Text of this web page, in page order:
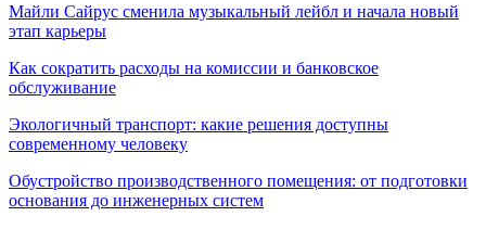
Майли Сайрус сменила музыкальный лейбл и начала новый
этап карьеры
Как сократить расходы на комиссии и банковское
обслуживание
Экологичный транспорт: какие решения доступны
современному человеку
Обустройство производственного помещения: от подготовки
основания до инженерных систем